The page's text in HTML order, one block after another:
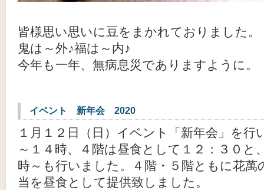
皆様思い思いに豆をまかれておりました。
鬼は～外♪福は～内♪
今年も一年、無病息災でありますように。
イベント 新年会 2020
１月１２日（日）イベント「新年会」を行
～１４時、４階は昼食として１２：３０と
時～も行いました。４階・５階ともに花萬
当を昼食として提供致しました。